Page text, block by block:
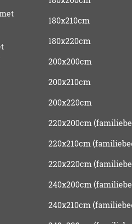
180x210cm
180x220cm
200x200cm
200x210cm
200x220cm
220x200cm
220x210cm
220x220cm
240x200cm
240x210cm